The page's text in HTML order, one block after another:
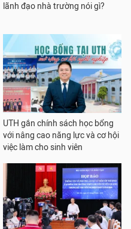
lãnh đạo nhà trường nói gì?
UTH gắn chính sách học bổng
với nâng cao năng lực và cơ hội
việc làm cho sinh viên